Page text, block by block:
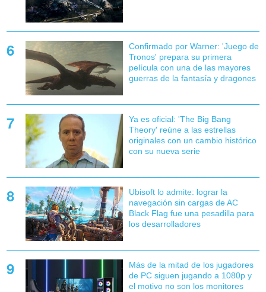
Confirmado por Warner: 'Juego de
Tronos' prepara su primera
película con una de las mayores
guerras de la fantasía y dragones
Ya es oficial: 'The Big Bang
Theory' reúne a las estrellas
originales con un cambio histórico
con su nueva serie
Ubisoft lo admite: lograr la
navegación sin cargas de AC
Black Flag fue una pesadilla para
los desarrolladores
Más de la mitad de los jugadores
de PC siguen jugando a 1080p y
el motivo no son los monitores